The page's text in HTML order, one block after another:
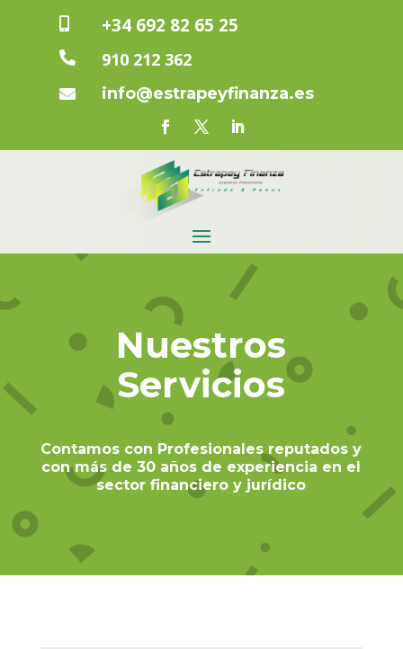
 +34 692 82 65 25
 910 212 362
 info@estrapeyfinanza.es
Nuestros
Servicios
Contamos con Profesionales reputados y
con más de 30 años de experiencia en el
sector financiero y jurídico